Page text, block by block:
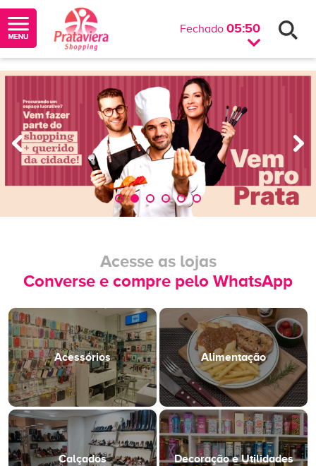
Fechado 05:50
Acesse as lojas
Converse e compre pelo WhatsApp
Acessórios Alimentação
Calçados Decoração e Utilidades